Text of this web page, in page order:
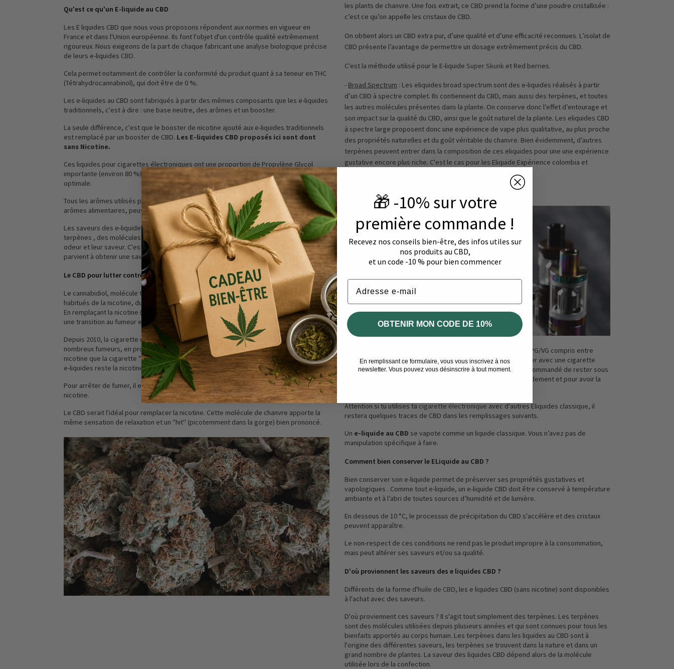
Qu'est ce qu'un E-liquide au CBD
Les E liquides CBD que nous vous proposons répondent aux normes en vigueur en
France et dans l'Union européenne. Ils font l'objet d'un contrôle qualité extrêmement
rigoureux. Nous exigeons de la part de chaque fabricant une analyse biologique précise
de leurs e-liquides CBD.
Cela permet notamment de contrôler la conformité du produit quant à sa teneur en THC
(Tétrahydrocannabinol), qui doit être de 0 %.
Les e-liquides au CBD sont fabriqués à partir des mêmes composants que les e-liquides
traditionnels, c'est à dire : une base neutre, des arômes et un booster.
La seule différence, c'est que le booster de nicotine ajouté aux e-liquides traditionnels
est remplacé par un booster de CBD. Les E-liquides CBD proposés ici sont dont
sans Nicotine.
Ces liquides pour cigarettes électroniques ont une proportion de Propylène Glycol
importante (environ 80 %), car cela permet à la molécule de se diluer de manière
optimale.
Tous les arômes utilisés pour la réalisation des e-liquides classiques, généralement des
arômes alimentaires, peuvent être utilisés dans les e-liquides CBD.
Les saveurs des e-liquides au CBD peuvent également être réalisées à partir de
terpènes , des molécules présentes dans toutes les plantes et qui leur donnent leur
odeur et leur saveur. C'est en combinant les terpènes de plusieurs plantes que l'on
parvient à obtenir une saveur similaire à celle du chanvre.
Le CBD pour lutter contre les addictions ?
Le cannabidiol, molécule tirée du chanvre, constiturait une alternative parfaite pour les
habitués de la nicotine, du cannabis ou d'autres addictions de par ses apports relaxants.
En remplaçant la nicotine (sous toutes ses formes), les produits au CBD garantissent
une transition au fumeur et une échappatoire aux fumeurs de cannabis.
Depuis 2010, la cigarette électronique s’est imposée comme une aide pour de
nombreux fumeurs, en proposant la même gestuelle, les mêmes sensations et la même
nicotine que la cigarette "classique". Cependant, le principe actif du vapotage avec les
e-liquides reste la nicotine.
Pour arrêter de fumer, il est conseillé aux fumeurs de diminuer petit à petit le dosage de
nicotine.
Le CBD serait l'idéal pour remplacer la nicotine. Cette molécule de chanvre apporte la
même sensation de relaxation et un "hit" (picotemment dans la gorge) bien prononcé.
les plants de chanvre. Une fois extrait, ce CBD prend la forme d’une poudre cristallisée :
c’est ce qu’on appelle les cristaux de CBD.
On obtient alors un CBD extra pur, d’une qualité et d’une efficacité reconnues. L’isolat de
CBD présente l’avantage de permettre un dosage extrêmement précis du CBD.
C'est la méthode utilisé pour le E-liquide Super Skunk et Red berries.
- Broad Spectrum : Les eliquides broad spectrum sont des e-liquides réalisés à partir
d’un CBD à spectre complet. Ils contiennent du CBD, mais aussi des terpènes, et toutes
les autres molécules présentes dans la plante. On conserve donc l’effet d’entourage et
son impact sur la qualité du CBD, ainsi que le goût naturel de la plante. Les eliquides CBD
à spectre large proposent donc une expérience de vape plus qualitative, au plus proche
des propriétés naturelles et du goût véritable du chanvre. Bien évidemment, d’autres
terpènes peuvent entrer dans la composition de ces eliquides pour une une expérience
gustative encore plus riche. C'est le cas pour les Eliquide Expérience colombia et
Quelle cigarette électronique choisir ?
Les eliquides au CBD sur La Boutique en Herbe ont un taux de PG/VG compris entre
80/20. Il s'agit donc de liquides particulièrement fluides à utiliser avec une cigarette
électronique simple et peu puissante comme un pod. Il est recommandé de rester sous
la barre des 20 watts afin de ne pas vider la bouteille trop rapidement et pour avoir la
Attention si tu utilises tacigarette électroniqueavec d'autres Eliquides classique, il
restera quelques traces de CBD dans les remplissages suivants.
Un e-liquide au CBD se vapote comme un liquide classique. Vous n’avez pas de
manipulation spécifique à faire.
Comment bien conserver le ELiquide au CBD ?
Bien conserver son e-liquide permet de préserver ses propriétés gustatives et
vapologiques . Comme tout e-liquide, un e-liquide CBD doit être conservé à température
ambiante et à l’abri de toutes sources d’humidité et de lumière.
En dessous de 10 °C, le processus de précipitation du CBD s'accélère et des cristaux
peuvent apparaître.
Le non-respect de ces conditions ne rend pas le produit impropre à la consommation,
mais peut altérer ses saveurs et/ou sa qualité.
D'où proviennent les saveurs des e liquides CBD ?
Différents de la forme d'huile de CBD, les e liquides CBD (sans nicotine) sont disponibles
à l'achat avec des saveurs.
D'où proviennent ces saveurs ? Il s'agit tout simplement des terpènes. Les terpènes
sont des molécules utilisées depuis plusieurs années et qui sont connues pour tous les
bienfaits apportés au corps humain. Les terpènes dans les liquides au CBD sont à
l'origine des différentes saveurs, les terpènes se trouvent dans la nature et dans un
grand nombre de plantes. La saveur des liquides CBD dépend alors de la molécule
utilisée lors de la confection.
🎁 -10% sur votre
première commande !
Recevez nos conseils bien-être, des infos utiles sur
nos produits au CBD,
et un code -10 % pour bien commencer
Email
OBTENIR MON CODE DE 10%
En remplissant ce formulaire, vous vous inscrivez à nos
newsletter. Vous pouvez vous désinscrire à tout moment.